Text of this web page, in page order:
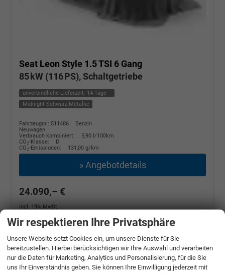
Seat Leon Style 1.5 TSI 6 Gang
85 kW (116 PS), Schaltgetriebe
unverbindliche Lieferzeit: 14 Tage
Midnight Schwarz Metallic
Fahrzeugnr.: 511486
Benzin
Neuwagen
Verbrauch kombiniert:
5,90 l/100km
CO2-Klasse:
D
CO2-Emissionen: 131,00 g/km
» Angebotdetails
24.090,– €
incl. 19% MwSt.
Wir respektieren Ihre Privatsphäre
Unsere Website setzt Cookies ein, um unsere Dienste für Sie
bereitzustellen. Hierbei berücksichtigen wir Ihre Auswahl und verarbeiten
nur die Daten für Marketing, Analytics und Personalisierung, für die Sie
uns Ihr Einverständnis geben. Sie können Ihre Einwilligung jederzeit mit